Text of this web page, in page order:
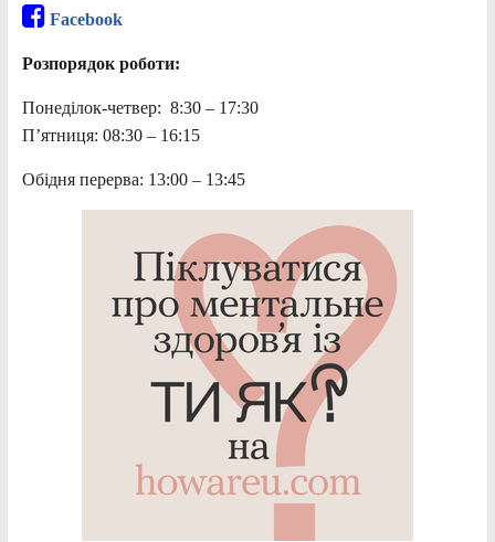
Facebook
Розпорядок роботи:
Понеділок-четвер: 8:30 – 17:30
П’ятниця: 08:30 – 16:15
Обідня перерва: 13:00 – 13:45